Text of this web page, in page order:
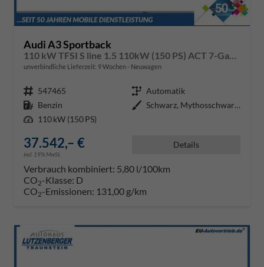
Audi A3 Sportback
unverbindliche Lieferzeit: 9 Wochen Neuwagen
Fahrzeugnr. 547465 Getriebe Automatik
Kraftstoff Benzin Außenfarbe
Schwarz, Mythosschwarz Metallic
Leistung 110 kW (150 PS)
37.542,– €
incl. 19% MwSt.
Details
Verbrauch kombiniert: 5,80 l/100km
CO2-Klasse: D
CO2-Emissionen: 131,00 g/km